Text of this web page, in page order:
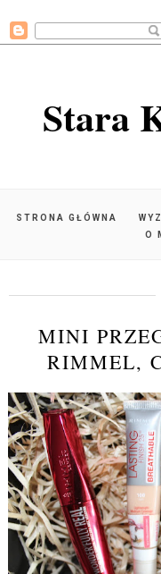
Stara
STRONA GŁÓWNA
O
MINI
RIMMEL,